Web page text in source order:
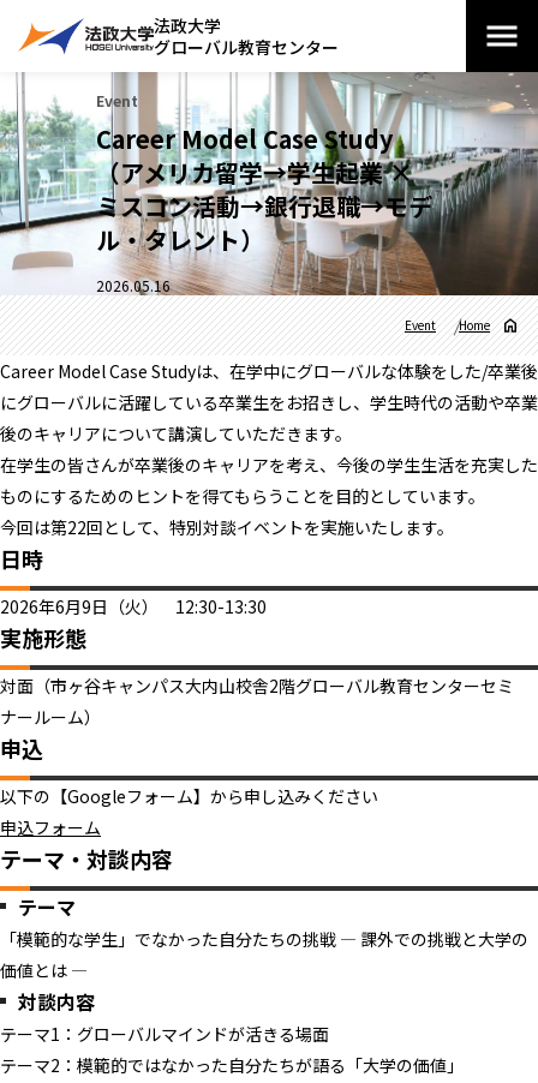
法政大学
グローバル教育センター
Event
Career Model Case Study
（アメリカ留学→学生起業 ×
ミスコン活動→銀行退職→モデ
ル・タレント）
2026.05.16
Home
Event
Career Model Case Studyは、在学中にグローバルな体験をした/卒業後
にグローバルに活躍している卒業生をお招きし、学生時代の活動や卒業
後のキャリアについて講演していただきます。
在学生の皆さんが卒業後のキャリアを考え、今後の学生生活を充実した
ものにするためのヒントを得てもらうことを目的としています。
今回は第22回として、特別対談イベントを実施いたします。
日時
2026年6月9日（火） 12:30-13:30
実施形態
対面（市ヶ谷キャンパス大内山校舎2階グローバル教育センターセミ
ナールーム）
申込
以下の【Googleフォーム】から申し込みください​​​​​​
申込フォーム
テーマ・対談内容
テーマ
「模範的な学生」でなかった自分たちの挑戦 — 課外での挑戦と大学の
価値とは —
対談内容
テーマ1：グローバルマインドが活きる場面
テーマ2：模範的ではなかった自分たちが語る「大学の価値」